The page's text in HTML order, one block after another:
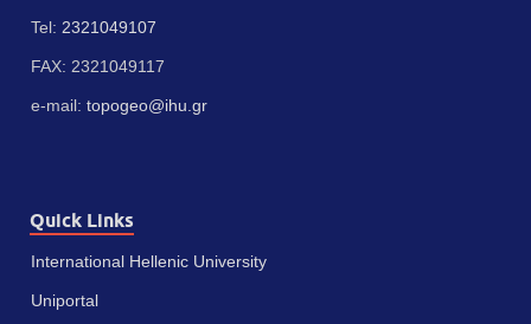
Tel: 2321049107
FAX: 2321049117
e-mail: topogeo@ihu.gr
Quick Links
International Hellenic University
Uniportal